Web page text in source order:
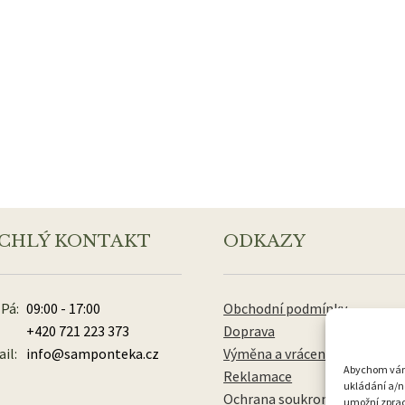
Abychom
ukládání a/
umožní
KONTAKT
09:00 - 17:00
+420 721 223 373
info@samponteka.cz
ODKAZY
Obchodní podmínky
Doprava
Výměna a vrácení zboží
Reklamace
Ochrana soukromí